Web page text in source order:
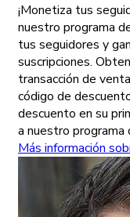
¡Monetiza tus
nuestro programa
tus seguidores y
suscripciones.
transacción de
código de
descuento en su
a nuestro
Más información